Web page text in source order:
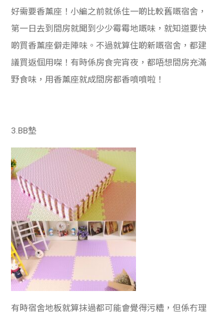
好需要香薰座！小編之前就係住一啲比較舊嘅宿舍，
第一日去到間房就聞到少少霉霉地嘅味，就知道要快
啲買香薰座僻走陣味。不過就算住啲新嘅宿舍，都建
議買返個用㗎！有時係房食完宵夜，都唔想間房充滿
野食味，用香薰座就成間房都香噴噴啦！
3.BB墊
有時宿舍地板就算抹過都可能會覺得污糟，但係冇理